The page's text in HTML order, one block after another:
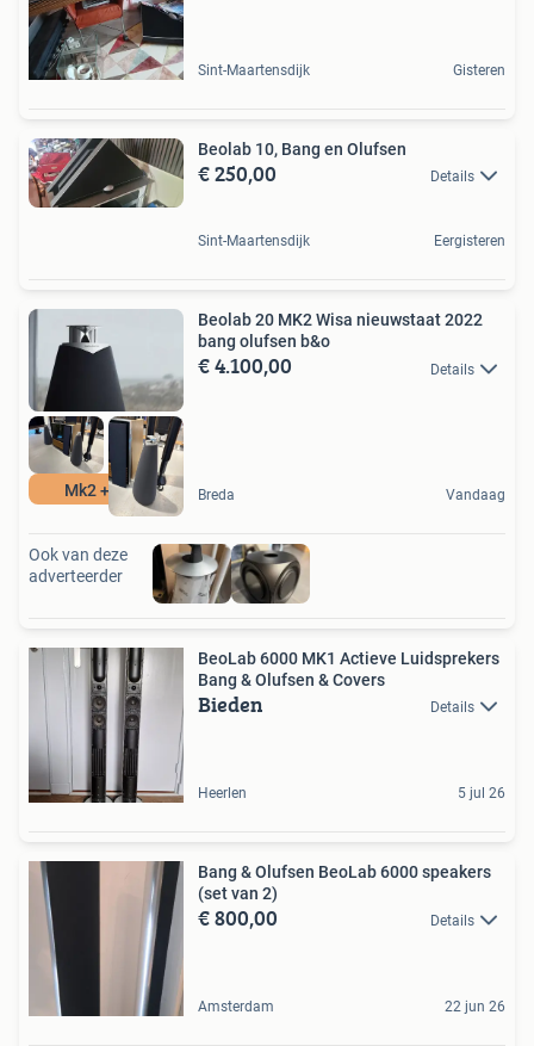
Sint-Maartensdijk Gisteren
Beolab 10, Bang en Olufsen
€ 250,00 Details
Sint-Maartensdijk Eergisteren
Mk2 + wisa
Beolab 20 MK2 Wisa nieuwstaat 2022
bang olufsen b&o
€ 4.100,00 Details
Breda Vandaag
Ook van deze
adverteerder
BeoLab 6000 MK1 Actieve Luidsprekers
Bang & Olufsen & Covers
Bieden Details
Heerlen 5 jul 26
Bang & Olufsen BeoLab 6000 speakers
(set van 2)
€ 800,00 Details
Amsterdam 22 jun 26